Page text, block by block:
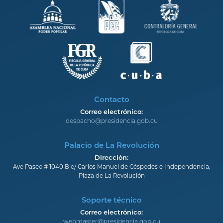
Contacto
Correo electrónico:
despacho@presidencia.gob.cu
Palacio de La Revolución
Dirección:
Ave Paseo # 1040 B e/ Carlos Manuel de Céspedes e Independencia,
Plaza de La Revolución
Soporte técnico
Correo electrónico:
webmaster@presidencia.gob.cu